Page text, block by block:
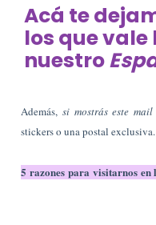
Acá te
los que vale
nuestro
Además,si mostrás este
stickers o una postal exclusiva.
5 razones para visitarnos en